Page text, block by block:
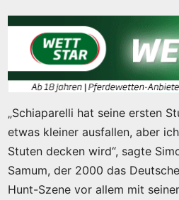
„Schiaparelli hat seine ersten
etwas kleiner ausfallen, aber
Stuten decken wird“, sagte
Samum, der 2000 das
Hunt-Szene vor allem mit